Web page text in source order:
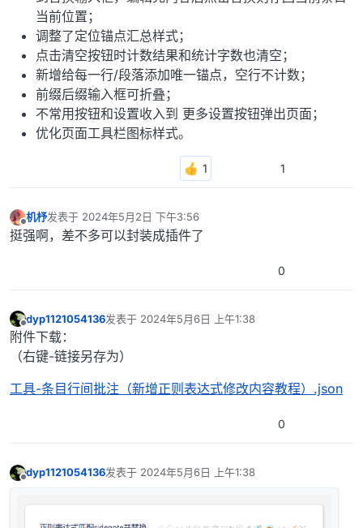
当前位置；
调整了定位锚点汇总样式；
点击清空按钮时计数结果和统计字数也清空；
新增给每一行/段落添加唯一锚点，空行不计数；
前缀后缀输入框可折叠；
不常用按钮和设置收入到 更多设置按钮弹出页面；
优化页面工具栏图标样式。
1
离线
机杼发表于 2024年5月2日 下午3:56
最后由 编辑
挺强啊，差不多可以封装成插件了
0
离线
dyp1121054136发表于 2024年5月6日 上午1:38
最后由 编辑
附件下载：
（右键-链接另存为）
工具-条目行间批注（新增正则表达式修改内容教程）.json
0
dyp1121054136发表于 2024年5月6日 上午1:38
最后由 编辑